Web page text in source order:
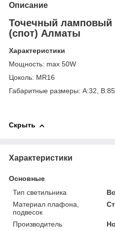
Описание
Точечный ламповый
(спот) Алматы
Характеристики
Мощность: max 50W
Цоколь: MR16
Габаритные размеры: A:32, B:85
Скрыть
Характеристики
Основные
Тип светильника
Материал плафона,
подвесок
Производитель